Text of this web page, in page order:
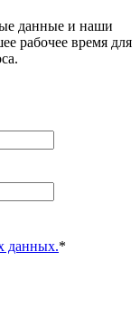
данные и наши
рабочее время для
данных.*